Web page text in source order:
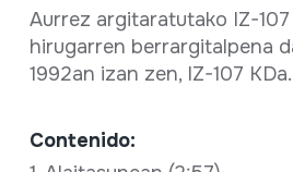
Aurrez argitaratutako IZ-
hirugarren berrargitalpena
1992an izan zen, IZ-107 KDa.
Contenido: